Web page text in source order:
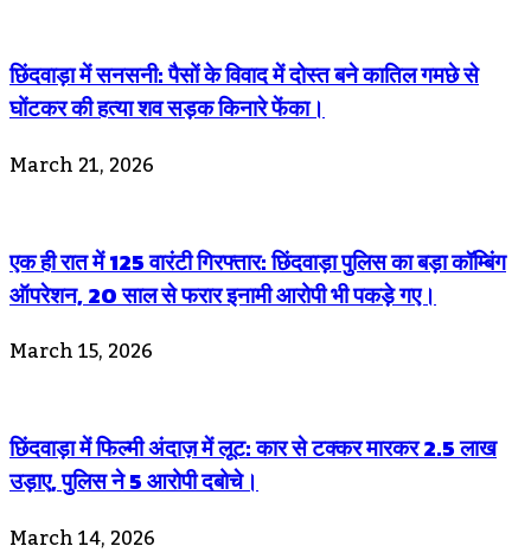
छिंदवाड़ा में सनसनी: पैसों के विवाद में दोस्त बने कातिल गमछे से
घोंटकर की हत्या शव सड़क किनारे फेंका।
March 21, 2026
एक ही रात में 125 वारंटी गिरफ्तार: छिंदवाड़ा पुलिस का बड़ा कॉम्बिंग
ऑपरेशन, 20 साल से फरार इनामी आरोपी भी पकड़े गए।
March 15, 2026
छिंदवाड़ा में फिल्मी अंदाज़ में लूट: कार से टक्कर मारकर 2.5 लाख
उड़ाए, पुलिस ने 5 आरोपी दबोचे।
March 14, 2026